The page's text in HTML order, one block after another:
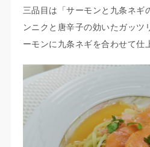
三品目は「サーモンと九条ネギ
ンニクと唐辛子の効いたガッツ
ーモンに九条ネギを合わせて仕